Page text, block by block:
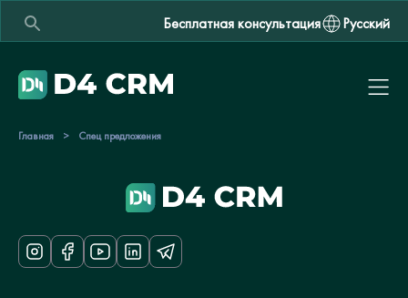
Бесплатная консультация Русский
Главная > Спец предложения